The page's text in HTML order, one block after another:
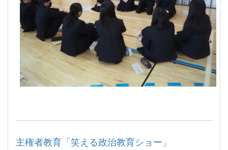
主権者教育「笑える政治教育ショー」